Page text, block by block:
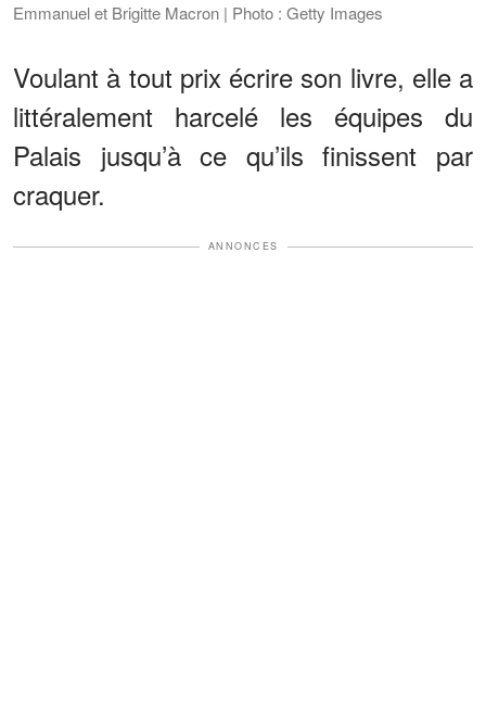
Emmanuel et Brigitte Macron | Photo : Getty Images
Voulant à tout prix écrire son livre, elle a
littéralement harcelé les équipes du
Palais jusqu’à ce qu’ils finissent par
craquer.
ANNONCES